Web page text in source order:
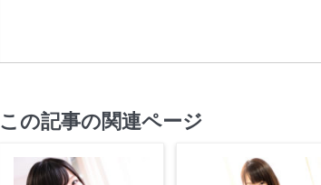
この記事の関連ページ